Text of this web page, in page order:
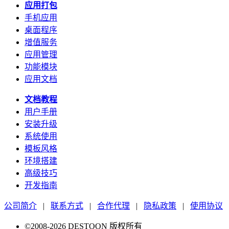
应用打包
手机应用
桌面程序
增值服务
应用管理
功能模块
应用文档
文档教程
用户手册
安装升级
系统使用
模板风格
环境搭建
高级技巧
开发指南
公司简介 | 联系方式 | 合作代理 | 隐私政策 | 使用协议
©2008-2026 DESTOON 版权所有